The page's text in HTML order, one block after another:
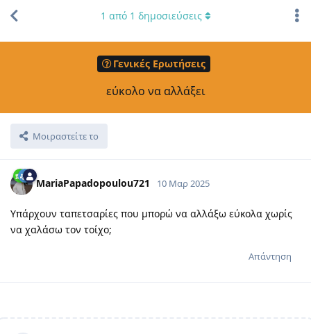
Γενικές Ερωτήσεις
εύκολο να αλλάξει
Μοιραστείτε το
1 από 1 δημοσιεύσεις
MariaPapadopoulou721 10 Μαρ 2025
Υπάρχουν ταπετσαρίες που μπορώ να αλλάξω εύκολα χωρίς
να χαλάσω τον τοίχο;
Απάντηση